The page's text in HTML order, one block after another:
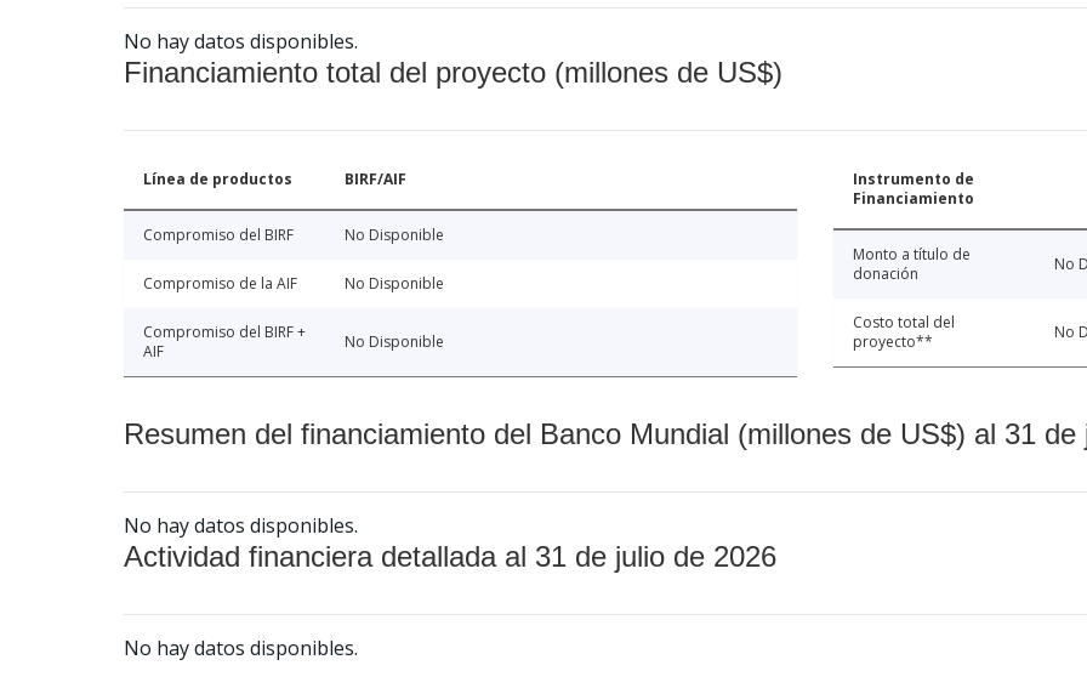
No hay datos disponibles.
Financiamiento total del proyecto (millones de US$)
Línea de productos BIRF/AIF
Compromiso del BIRF No Disponible
Compromiso de la AIF No Disponible
Compromiso del BIRF +
AIF
No Disponible
Instrumento de
Financiamiento
Monto a título de
donación
No
Costo total del
proyecto**
No
Resumen del financiamiento del Banco Mundial (millones de US$) al 31 de
No hay datos disponibles.
Actividad financiera detallada al 31 de julio de 2026
No hay datos disponibles.